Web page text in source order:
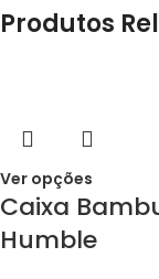
Produtos
Ver opções
Caixa
Humble